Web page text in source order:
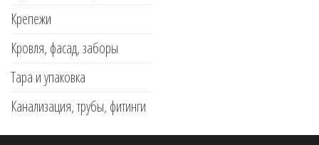
Крепежи
Кровля, фасад, заборы
Тара и упаковка
Канализация, трубы, фитинги